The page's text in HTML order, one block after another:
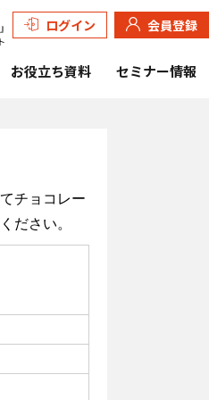
ログイン 会員登録
お役立ち資料 セミナー情報
チョコレー
ださい。